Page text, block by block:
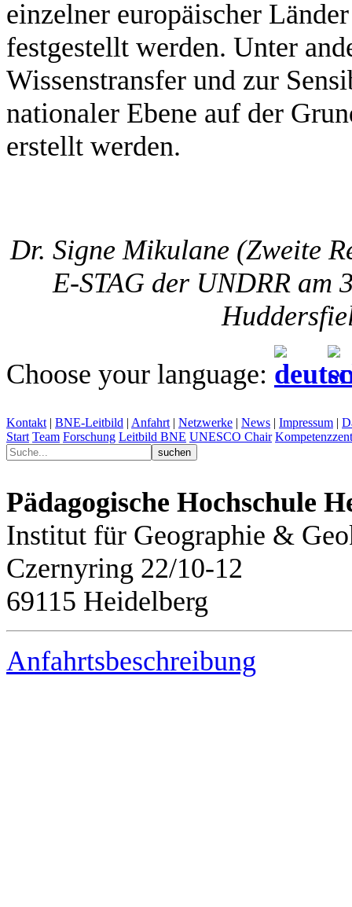
einzelner europäischer
festgestellt werden. Unter
Wissenstransfer und zur
nationaler Ebene auf der
erstellt werden.
Dr. Signe Mikulane (Zweite
E-STAG der UNDRR am
Choose your language:
Kontakt | BNE-Leitbild | Anfahrt | Netzwerke | News | Impressum |
Start Team Forschung Leitbild BNE UNESCO Chair
Pädagogische Hochschule
Institut für Geographie &
Czernyring 22/10-12
69115 Heidelberg
Anfahrtsbeschreibung